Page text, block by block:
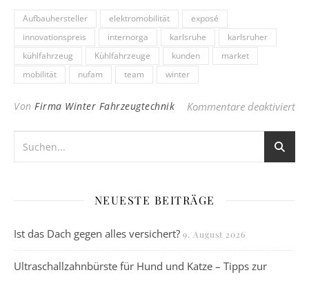
Aufbauhersteller elektromobilität
exposé
innovationspreis
internorga karlsruhe
karlsruher
kühlfahrzeug
Kühlfahrzeuge kunden
market
mobilität
nufam team winter
Von Firma Winter Fahrzeugtechnik Kommentare deaktiviert
NEUESTE BEITRÄGE
Ist das Dach gegen alles versichert? 9. August 2026
Ultraschallzahnbürste für Hund und Katze – Tipps zur